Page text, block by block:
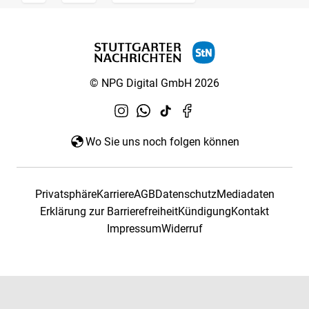
© NPG Digital GmbH 2026
Wo Sie uns noch folgen können
PrivatsphäreKarriereAGBDatenschutzMediadaten
Erklärung zur BarrierefreiheitKündigungKontakt
ImpressumWiderruf